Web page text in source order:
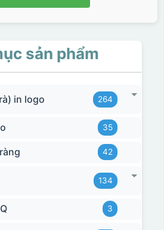
sản phẩm
in logo 264
35
42
134
3